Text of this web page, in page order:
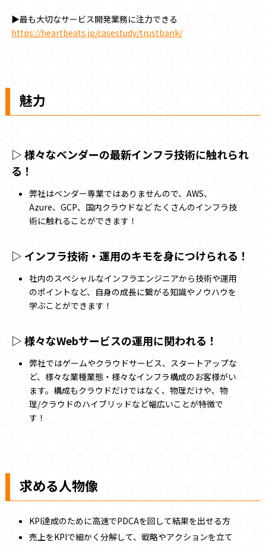
▶最も大切なサービス開発業務に注力できる
https://heartbeats.jp/casestudy/trustbank/
魅力
▷ 様々なベンダーの最新インフラ技術に触れられ
る！
弊社はベンダー専業ではありませんので、AWS、
Azure、GCP、国内クラウドなど たくさんのインフラ技
術に触れることができます！
▷ インフラ技術・運用のキモを身につけられる！
社内のスペシャルなインフラエンジニアから技術や運用
のポイントなど、自身の成長に繋がる知識やノウハウを
学ぶことができます！
▷ 様々なWebサービスの運用に関われる！
弊社ではゲームやクラウドサービス、スタートアップな
ど、様々な業種業態・様々なインフラ構成のお客様がい
ます。構成もクラウドだけではなく、物理だけや、物
理/クラウドのハイブリッドなど幅広いことが特徴で
す！
求める人物像
KPI達成のために高速でPDCAを回して結果を出せる方
売上をKPIで細かく分解して、戦略やアクションを立て